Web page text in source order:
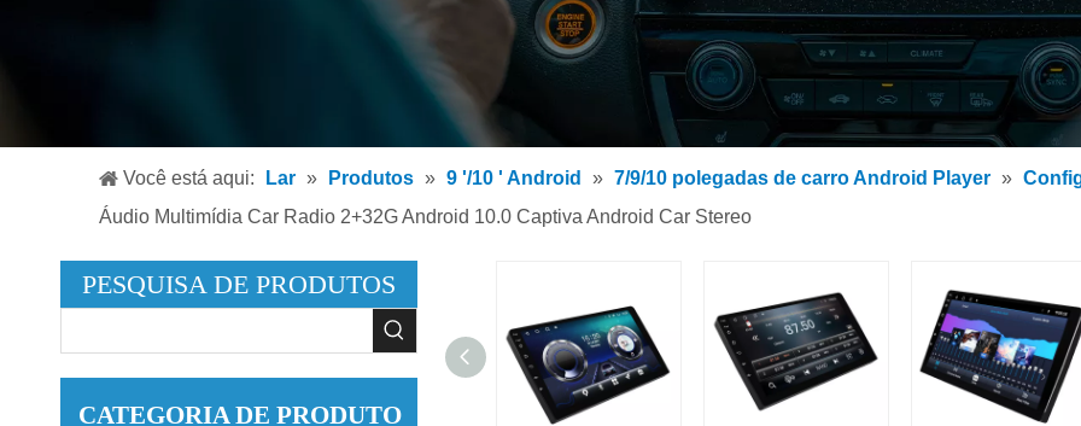
9'/10'android
Novas chegadas
Leitor de MP3 para carro
Você está aqui: Lar » Produtos » 9 '/10 ' Android » 7/9/10 polegadas de carro Android Player »
Áudio Multimídia Car Radio 2+32G Android 10.0 Captiva Android Car Stereo
PESQUISA DE PRODUTOS
CATEGORIA DE PRODUTO